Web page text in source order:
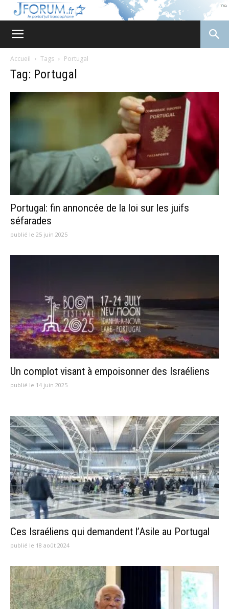
Accueil Tags Portugal
Tag: Portugal
Portugal: fin annoncée de la loi sur les juifs
séfarades
publié le 25 juin 2025
Un complot visant à empoisonner des Israéliens
publié le 14 juin 2025
Ces Israéliens qui demandent l’Asile au Portugal
publié le 18 août 2024